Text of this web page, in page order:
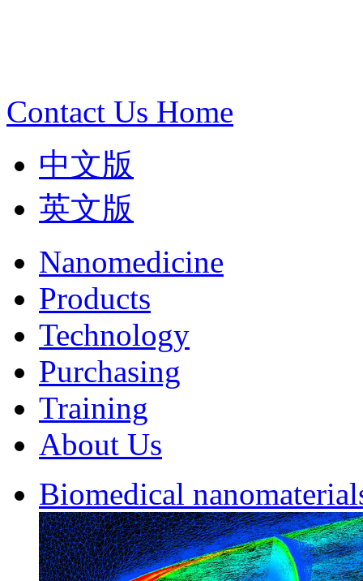
Contact Us Home
中文版
英文版
Nanomedicine
Products
Technology
Purchasing
Training
About Us
Biomedical